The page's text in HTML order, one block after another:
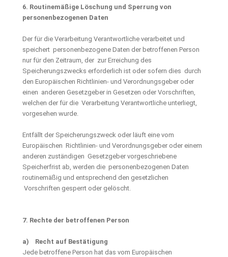
6. Routinemäßige Löschung und Sperrung von
personenbezogenen Daten
Der für die Verarbeitung Verantwortliche verarbeitet und
speichert personenbezogene Daten der betroffenen Person
nur für den Zeitraum, der zur Erreichung des
Speicherungszwecks erforderlich ist oder sofern dies durch
den Europäischen Richtlinien- und Verordnungsgeber oder
einen anderen Gesetzgeber in Gesetzen oder Vorschriften,
welchen der für die Verarbeitung Verantwortliche unterliegt,
vorgesehen wurde.
Entfällt der Speicherungszweck oder läuft eine vom
Europäischen Richtlinien- und Verordnungsgeber oder einem
anderen zuständigen Gesetzgeber vorgeschriebene
Speicherfrist ab, werden die personenbezogenen Daten
routinemäßig und entsprechend den gesetzlichen
Vorschriften gesperrt oder gelöscht.
7. Rechte der betroffenen Person
a) Recht auf Bestätigung
Jede betroffene Person hat das vom Europäischen